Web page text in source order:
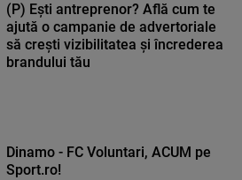
(P) Ești antreprenor? Află cum te
ajută o campanie de advertoriale
să crești vizibilitatea și încrederea
brandului tău
Dinamo - FC Voluntari, ACUM pe
Sport.ro!